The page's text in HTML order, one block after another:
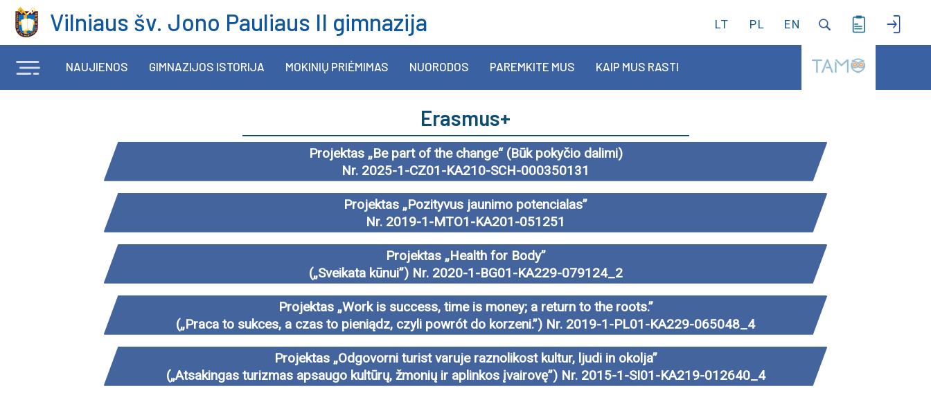
Vilniaus šv. Jono Pauliaus II gimnazija LT PL EN
NAUJIENOS GIMNAZIJOS ISTORIJA MOKINIŲ PRIĖMIMAS NUORODOS PAREMKITE MUS KAIP MUS RASTI
Erasmus+
Projektas „Be part of the change“ (Būk pokyčio dalimi)
Nr. 2025-1-CZ01-KA210-SCH-000350131
Projektas „Pozityvus jaunimo potencialas”
Nr. 2019-1-MTO1-KA201-051251
Projektas „Health for Body”
(„Sveikata kūnui”) Nr. 2020-1-BG01-KA229-079124_2
Projektas „Work is success, time is money; a return to the roots.”
(„Praca to sukces, a czas to pieniądz, czyli powrót do korzeni.”) Nr. 2019-1-PL01-KA229-065048_4
Projektas „Odgovorni turist varuje raznolikost kultur, ljudi in okolja”
(„Atsakingas turizmas apsaugo kultūrų, žmonių ir aplinkos įvairovę”) Nr. 2015-1-SI01-KA219-012640_4